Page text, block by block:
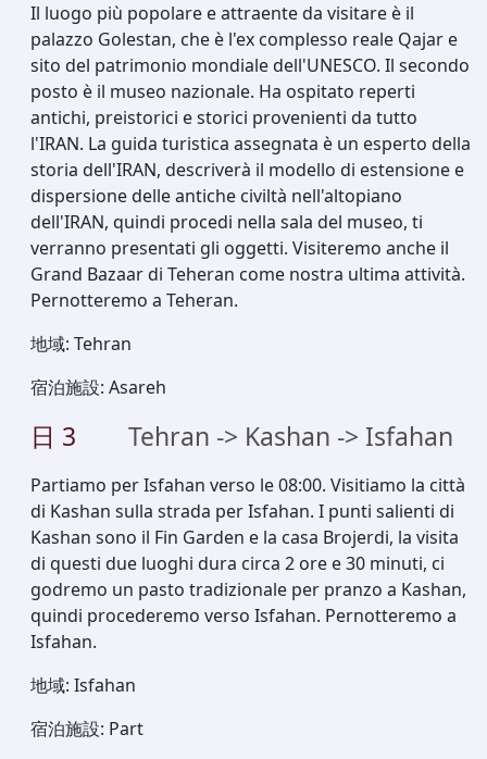
Il luogo più popolare e attraente da visitare è il
palazzo Golestan, che è l'ex complesso reale Qajar e
sito del patrimonio mondiale dell'UNESCO. Il secondo
posto è il museo nazionale. Ha ospitato reperti
antichi, preistorici e storici provenienti da tutto
l'IRAN. La guida turistica assegnata è un esperto della
storia dell'IRAN, descriverà il modello di estensione e
dispersione delle antiche civiltà nell'altopiano
dell'IRAN, quindi procedi nella sala del museo, ti
verranno presentati gli oggetti. Visiteremo anche il
Grand Bazaar di Teheran come nostra ultima attività.
Pernotteremo a Teheran.
地域: Tehran
宿泊施設: Asareh
日 3 Tehran -> Kashan -> Isfahan
Partiamo per Isfahan verso le 08:00. Visitiamo la città
di Kashan sulla strada per Isfahan. I punti salienti di
Kashan sono il Fin Garden e la casa Brojerdi, la visita
di questi due luoghi dura circa 2 ore e 30 minuti, ci
godremo un pasto tradizionale per pranzo a Kashan,
quindi procederemo verso Isfahan. Pernotteremo a
Isfahan.
地域: Isfahan
宿泊施設: Part